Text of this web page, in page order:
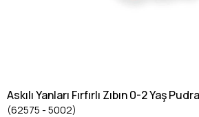
Askılı Yanları Fırfırlı Zıbın 0-2 Yaş
(62575 - 5002)